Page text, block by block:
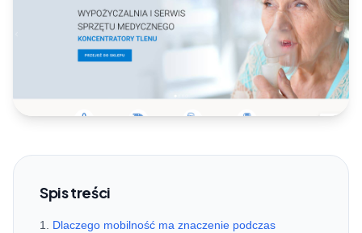
Spis treści
Dlaczego mobilność ma znaczenie podczas